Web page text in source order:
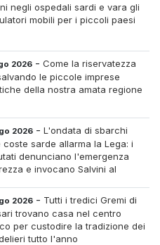
negli ospedali sardi e vara gli
mobili per i piccoli paesi
2026 -Come la riservatezza
le piccole imprese
della nostra amata regione
2026 -L'ondata di sbarchi
coste sarde allarma la Lega: i
denunciano l'emergenza
e invocano Salvini al
2026 - Tutti i tredici Gremi di
trovano casa nel centro
per custodire la tradizione dei
tutto l'anno